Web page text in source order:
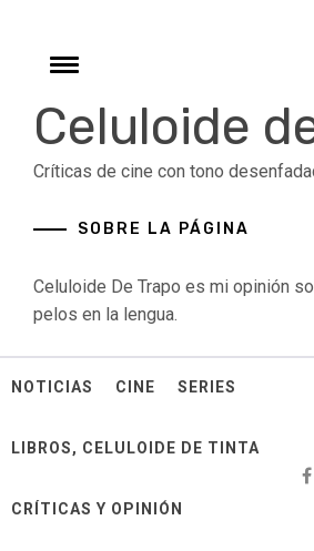
contentToggle
Celuloide
Críticas de cine con tono
SOBRE LA PÁGINA
Celuloide De Trapo es mi opinión
pelos en la lengua.
NOTICIAS CINE SERIES
LIBROS, CELULOIDE DE TINTA
CRÍTICAS Y OPINIÓN